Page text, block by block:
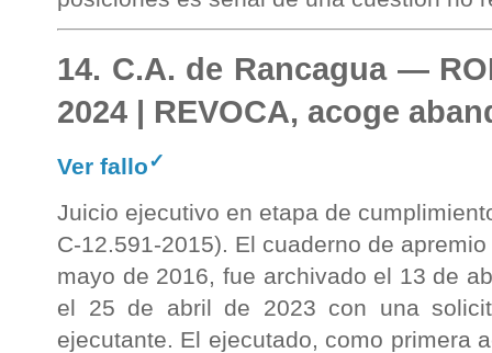
14. C.A. de Rancagua —
2024 | REVOCA, acoge
Ver fallo✓
Juicio ejecutivo en etapa de
C-12.591-2015). El cuaderno de
mayo de 2016, fue archivado el 13 de
el 25 de abril de 2023 con una
ejecutante. El ejecutado, como primera